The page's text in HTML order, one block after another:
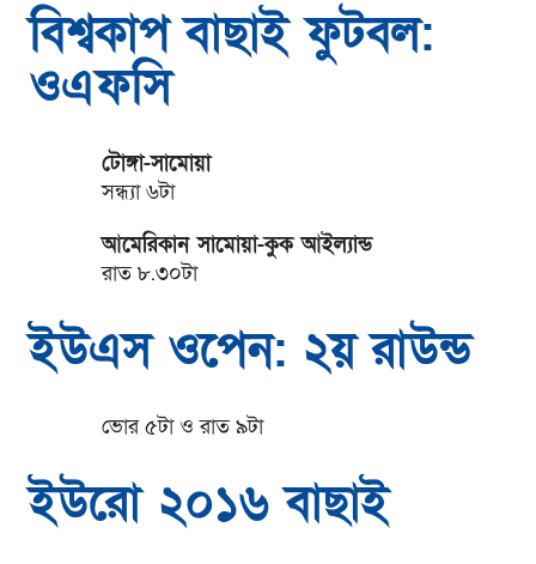
বিশ্বকাপ বাছাই ফুটবল:
ওএফসি
টোঙ্গা-সামোয়া
সন্ধ্যা ৬টা
আমেরিকান সামোয়া-কুক আইল্যান্ড
রাত ৮.৩০টা
ইউএস ওপেন: ২য় রাউন্ড
ভোর ৫টা ও রাত ৯টা
ইউরো ২০১৬ বাছাই